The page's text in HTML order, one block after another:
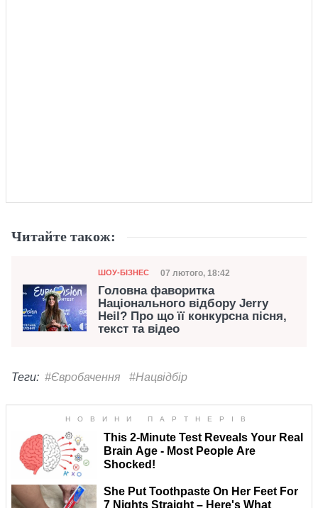
Читайте також:
Категорія
ШОУ-БІЗНЕС Дата публікації
07 лютого, 18:42
Головна фаворитка
Національного відбору Jerry
Heil? Про що її конкурсна пісня,
текст та відео
Теги: #Євробачення #Нацвідбір